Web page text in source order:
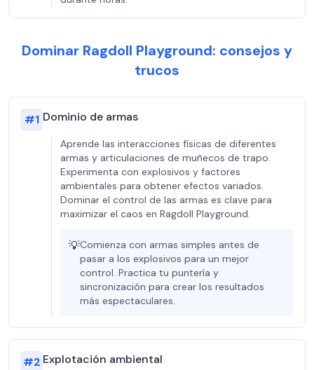
Dominar Ragdoll Playground: consejos y
trucos
#1 Dominio de armas
Aprende las interacciones físicas de diferentes
armas y articulaciones de muñecos de trapo.
Experimenta con explosivos y factores
ambientales para obtener efectos variados.
Dominar el control de las armas es clave para
maximizar el caos en Ragdoll Playground.
💡Comienza con armas simples antes de
pasar a los explosivos para un mejor
control. Practica tu puntería y
sincronización para crear los resultados
más espectaculares.
#2 Explotación ambiental